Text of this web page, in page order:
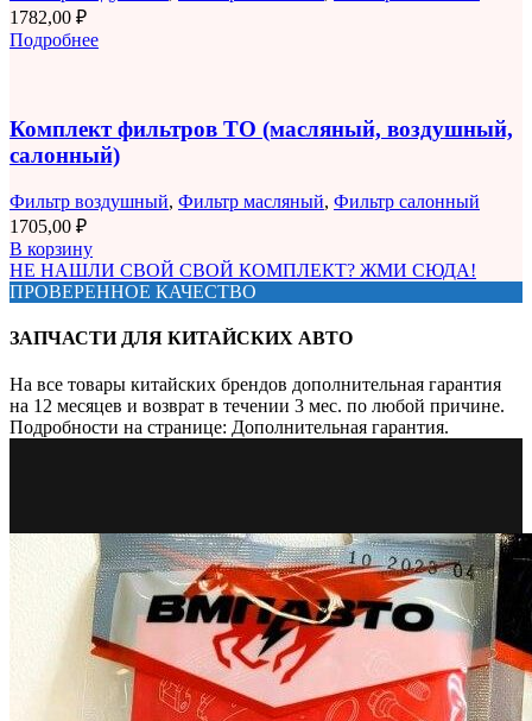
1782,00 ₽
Подробнее
Комплект фильтров ТО (масляный, воздушный,
салонный)
Фильтр воздушный, Фильтр масляный, Фильтр салонный
1705,00 ₽
В корзину
НЕ НАШЛИ СВОЙ СВОЙ КОМПЛЕКТ? ЖМИ СЮДА!
ПРОВЕРЕННОЕ КАЧЕСТВО
ЗАПЧАСТИ ДЛЯ КИТАЙСКИХ АВТО
На все товары китайских брендов дополнительная гарантия
на 12 месяцев и возврат в течении 3 мес. по любой причине.
Подробности на странице: Дополнительная гарантия.